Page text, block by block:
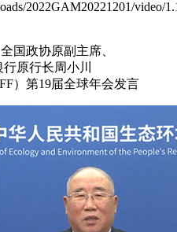
国政协原副主席、
原行长周小川
）第19届全球年会发言